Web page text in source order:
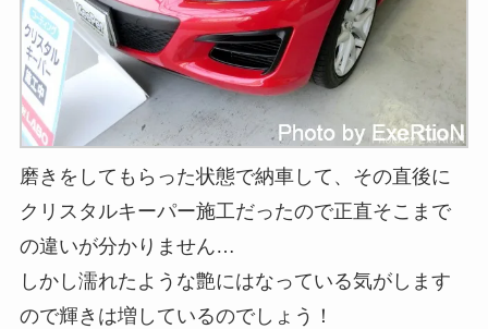
磨きをしてもらった状態で納車して、その直後に
クリスタルキーパー施工だったので正直そこまで
の違いが分かりません…
しかし濡れたような艶にはなっている気がします
ので輝きは増しているのでしょう！